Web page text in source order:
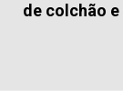
de colchão e